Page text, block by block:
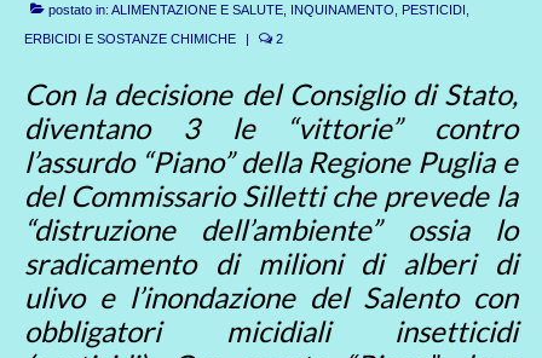
postato in: ALIMENTAZIONE E SALUTE INQUINAMENTO
PESTICIDI,
ERBICIDI E SOSTANZE CHIMICHE
| 2
Con la decisione del Consiglio di Stato,
diventano 3 le “vittorie” contro
l’assurdo “Piano” della Regione Puglia e
del Commissario Silletti che prevede la
“distruzione dell’ambiente” ossia lo
sradicamento di milioni di alberi di
ulivo e l’inondazione del Salento con
obbligatori micidiali insetticidi